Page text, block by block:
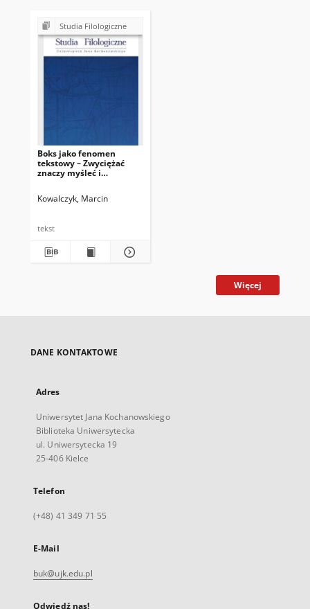
Studia Filologiczne
Boks jako fenomen
tekstowy – Zwyciężać
znaczy myśleć i
Kowalczyk, Marcin
tekst
Więcej
DANE KONTAKTOWE
Adres
Uniwersytet Jana Kochanowskiego
Biblioteka Uniwersytecka
ul. Uniwersytecka 19
25-406 Kielce
Telefon
(+48) 41 349 71 55
E-Mail
buk@ujk.edu.pl
Odwiedź nas!